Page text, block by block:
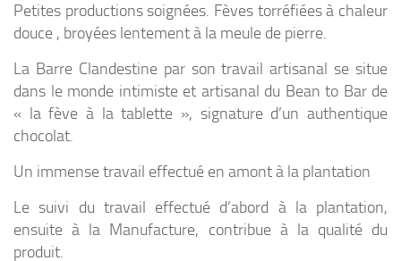
Petites productions soignées. Fèves torréfiées à chaleur
douce , broyées lentement à la meule de pierre.
La Barre Clandestine par son travail artisanal se situe
dans le monde intimiste et artisanal du Bean to Barde
« la fève à la tablette », signature d’un authentique
chocolat.
Un immense travail effectué en amont à la plantation
Le suivi du travail effectué d’abord à la plantation,
ensuite à la Manufacture, contribue à la qualité du
produit.